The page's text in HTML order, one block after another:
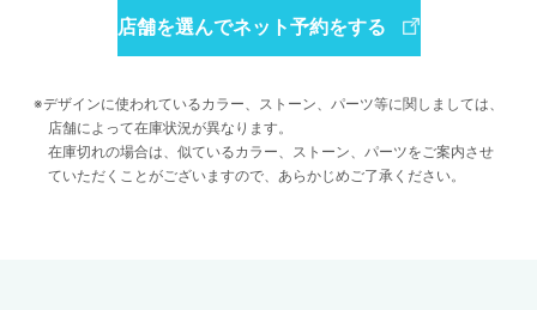
店舗を選んでネット予約をする
デザインに使われているカラー、ストーン、パーツ等に関しましては、
店舗によって在庫状況が異なります。
在庫切れの場合は、似ているカラー、ストーン、パーツをご案内させ
ていただくことがございますので、あらかじめご了承ください。